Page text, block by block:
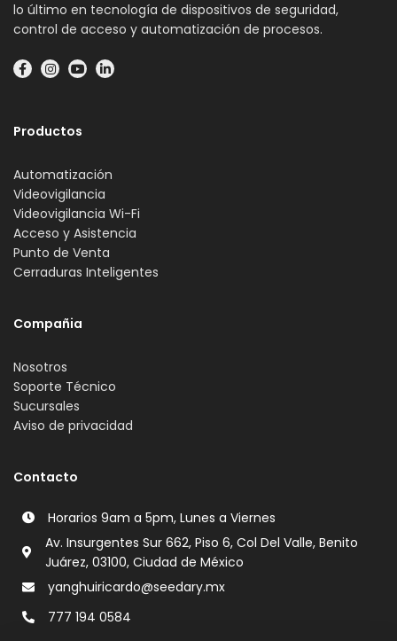
lo último en tecnología de dispositivos de seguridad,
control de acceso y automatización de procesos.
Productos
Automatización
Videovigilancia
Videovigilancia Wi-Fi
Acceso y Asistencia
Punto de Venta
Cerraduras Inteligentes
Compañia
Nosotros
Soporte Técnico
Sucursales
Aviso de privacidad
Contacto
Horarios 9am a 5pm, Lunes a Viernes
Av. Insurgentes Sur 662, Piso 6, Col Del Valle, Benito
Juárez, 03100, Ciudad de México
yanghuiricardo@seedary.mx
777 194 0584